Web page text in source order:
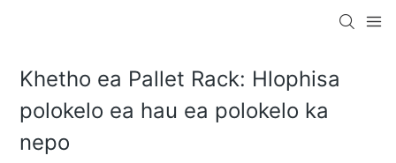
Khetho ea Pallet Rack: Hlophisa
polokelo ea hau ea polokelo ka
nepo